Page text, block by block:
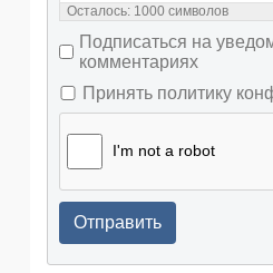
Осталось: 1000 символов
Подписаться на
комментариях
Принять политику
I'm not a robot
Отправить